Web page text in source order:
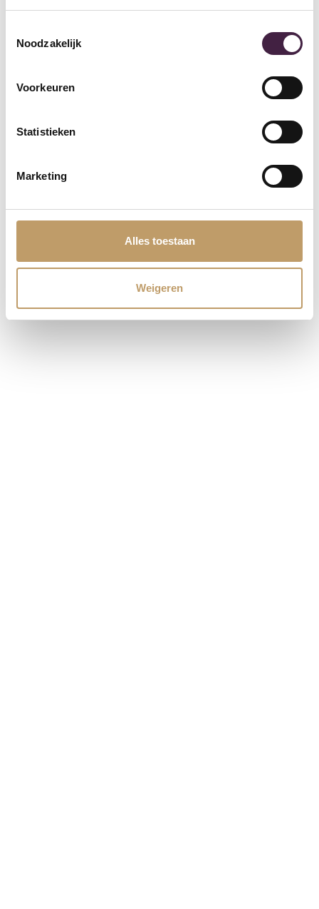
Noodzakelijk
Voorkeuren
Statistieken
Marketing
Alles toestaan
Weigeren